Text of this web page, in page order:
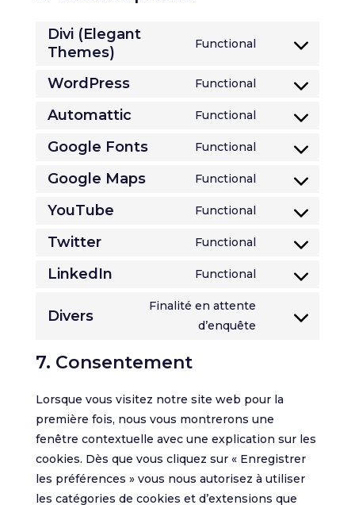
Divi (Elegant
Themes)
Functional
Consent
service
themes)
WordPress Functional
Consent
wordpress
Automattic Functional
Consent
automattic
Google Fonts Functional
Consent
google-
Google Maps Functional
Consent
google-
YouTube Functional
Consent
youtube
Twitter Functional
Consent
twitter
LinkedIn Functional
Consent
service
Divers
Finalité en attente
d’enquête
Consent
7. Consentement
Lorsque vous visitez notre site web pour la
première fois, nous vous montrerons une
fenêtre contextuelle avec une explication sur les
cookies. Dès que vous cliquez sur « Enregistrer
les préférences » vous nous autorisez à utiliser
les catégories de cookies et d’extensions que